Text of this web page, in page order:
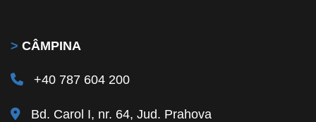
> CÂMPINA
+40 787 604 200
Bd. Carol I, nr. 64, Jud. Prahova